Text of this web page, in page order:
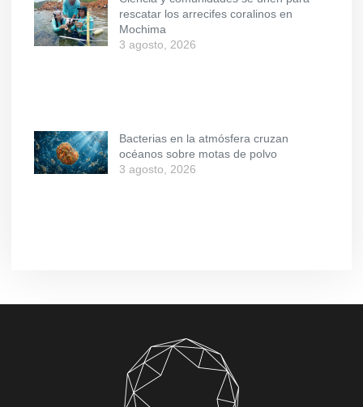
rescatar los arrecifes coralinos en
Mochima
3 agosto, 2026
Bacterias en la atmósfera cruzan
océanos sobre motas de polvo
3 agosto, 2026